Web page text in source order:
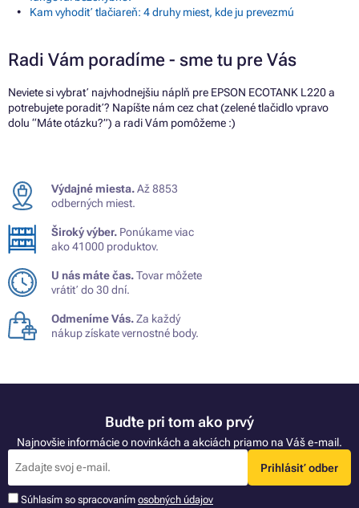
Kam vyhodiť tlačiareň: 4 druhy miest, kde ju prevezmú
Radi Vám poradíme - sme tu pre Vás
Neviete si vybrať najvhodnejšiu náplň pre EPSON ECOTANK L220 a
potrebujete poradiť? Napíšte nám cez chat (zelené tlačidlo vpravo
dolu “Máte otázku?”) a radi Vám pomôžeme :)
Výdajné miesta.Až 8853
odberných miest.
Široký výber. Ponúkame viac
ako 41000 produktov.
U nás máte čas.Tovar môžete
vrátiť do 30 dní.
Odmeníme Vás.Za každý
nákup získate vernostné body.
Buďte pri tom ako prvý
Najnovšie informácie o novinkách a akciách priamo na Váš e-mail.
Prihlásiť odber
Súhlasím so spracovaním osobných údajov